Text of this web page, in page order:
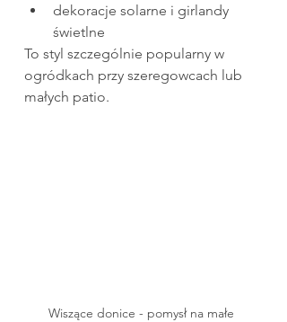
dekoracje solarne i girlandy
świetlne
To styl szczególnie popularny w
ogródkach przy szeregowcach lub
małych patio.
Wiszące donice - pomysł na małe